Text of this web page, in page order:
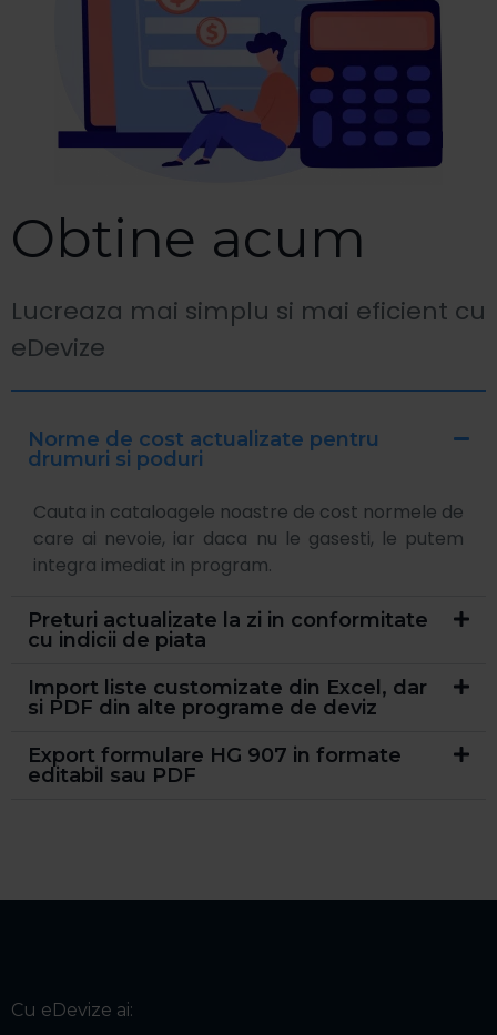
Obtine acum
Lucreaza mai simplu si mai eficient cu
eDevize
Norme de cost actualizate pentru
drumuri si poduri
Cauta in cataloagele noastre de cost normele de
care ai nevoie, iar daca nu le gasesti, le putem
integra imediat in program.
Preturi actualizate la zi in conformitate
cu indicii de piata
Import liste customizate din Excel, dar
si PDF din alte programe de deviz
Export formulare HG 907 in formate
editabil sau PDF
Cu eDevize ai: